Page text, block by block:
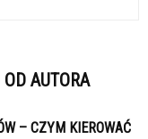
AUTORA
– CZYM KIEROWAĆ